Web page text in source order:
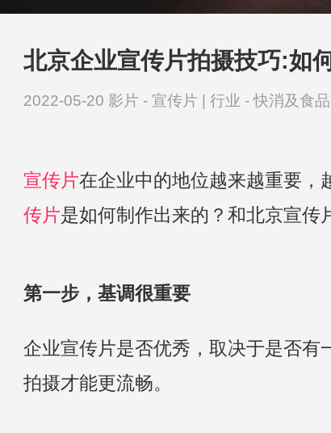
北京企业宣传片拍摄技巧:如
2022-05-20 影片 - 宣传片 行业 -快消及食品
宣传片在企业中的地位越来越重要，
传片是如何制作出来的？和北京宣传
第一步，基调很重要
企业宣传片是否优秀，取决于是否有
拍摄才能更流畅。